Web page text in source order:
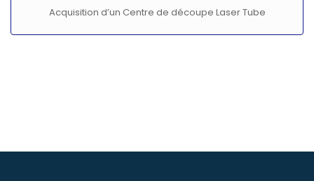
Acquisition d’un Centre de découpe Laser Tube